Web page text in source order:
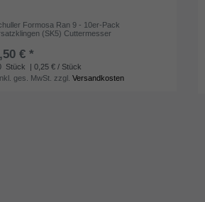
Formosa Ran 9 - 10er-Pack
(SK5) Cuttermesser
€ *
Stück
| 0,25 € / Stück
ges. MwSt. zzgl.Versandkosten